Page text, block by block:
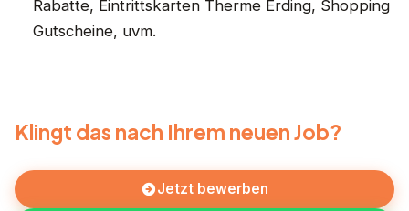
Rabatte, Eintrittskarten Therme Erding, Shopping
Gutscheine, uvm.
Klingt das nach Ihrem neuen Job?
Jetzt bewerben